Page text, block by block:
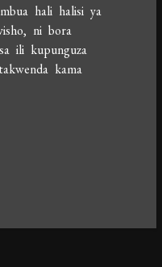
hali halisi ya
ni bora
ili kupunguza
kama